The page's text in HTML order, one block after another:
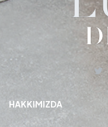
HAKKIMIZDA